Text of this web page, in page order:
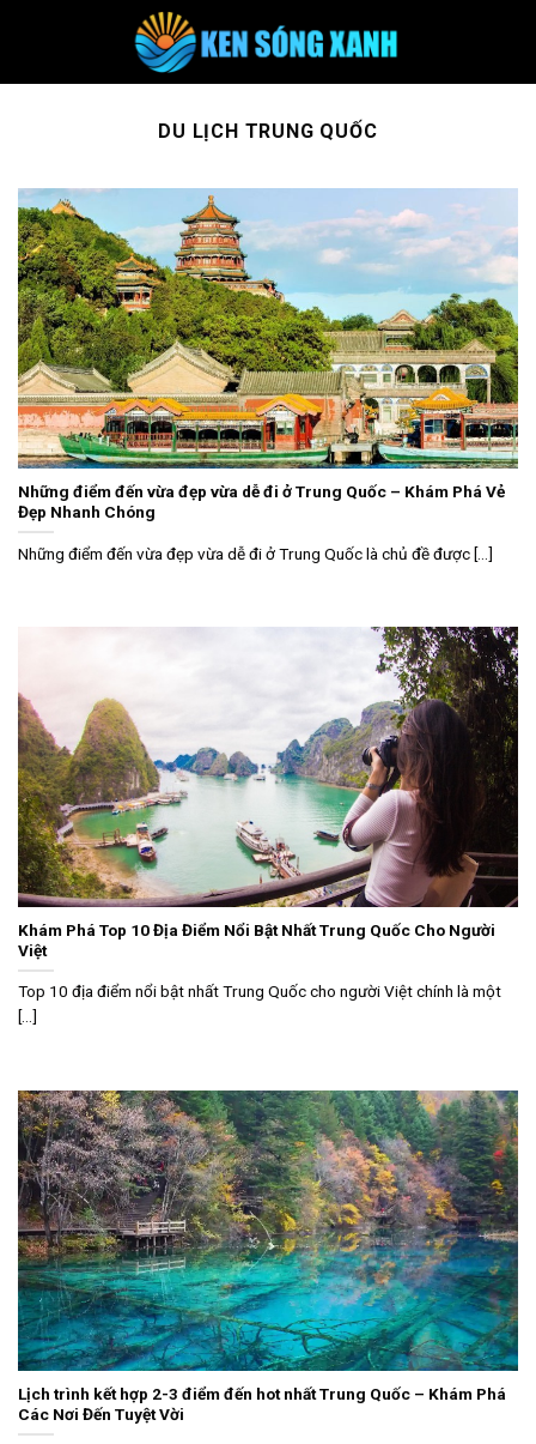
DU LỊCH TRUNG QUỐC
Những điểm đến vừa đẹp vừa dễ đi ở Trung Quốc – Khám Phá Vẻ
Đẹp Nhanh Chóng
Những điểm đến vừa đẹp vừa dễ đi ở Trung Quốc là chủ đề được [...]
Khám Phá Top 10 Địa Điểm Nổi Bật Nhất Trung Quốc Cho Người
Việt
Top 10 địa điểm nổi bật nhất Trung Quốc cho người Việt chính là một
[...]
Lịch trình kết hợp 2-3 điểm đến hot nhất Trung Quốc – Khám Phá
Các Nơi Đến Tuyệt Vời